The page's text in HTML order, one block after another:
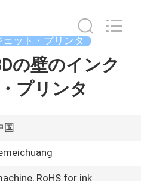
ット・プリンタ
の壁のインク
プリンタ
国
RoHS for ink